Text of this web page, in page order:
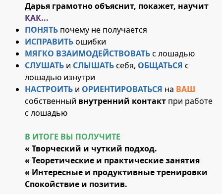
Дарья грамотно объяснит, покажет, научит
КАК...
ПОНЯТЬ почему не получается
ИСПРАВИТЬошибки
МЯГКО ВЗАИМОДЕЙСТВОВАТЬс лошадью
СЛУШАТЬ и СЛЫШАТЬсебя, ОБЩАТЬСЯ с
лошадью изнутри
НАСТРОИТЬ и ОРИЕНТИРОВАТЬСЯ на ВАШ
собственный внутренний контакт при работе
с лошадью
В ИТОГЕ ВЫ ПОЛУЧИТЕ
« Творческий и чуткий подход.
« Теоретические и практические занятия
« Интересные и продуктивные тренировки
Спокойствие и позитив.